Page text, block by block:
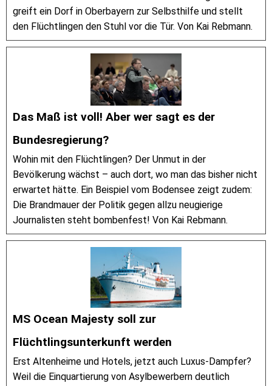
greift ein Dorf in Oberbayern zur Selbsthilfe und stellt
den Flüchtlingen den Stuhl vor die Tür. Von Kai Rebmann.
Das Maß ist voll! Aber wer sagt es der
Bundesregierung?
Wohin mit den Flüchtlingen? Der Unmut in der
Bevölkerung wächst – auch dort, wo man das bisher nicht
erwartet hätte. Ein Beispiel vom Bodensee zeigt zudem:
Die Brandmauer der Politik gegen allzu neugierige
Journalisten steht bombenfest! Von Kai Rebmann.
MS Ocean Majesty soll zur
Flüchtlingsunterkunft werden
Erst Altenheime und Hotels, jetzt auch Luxus-Dampfer?
Weil die Einquartierung von Asylbewerbern deutlich